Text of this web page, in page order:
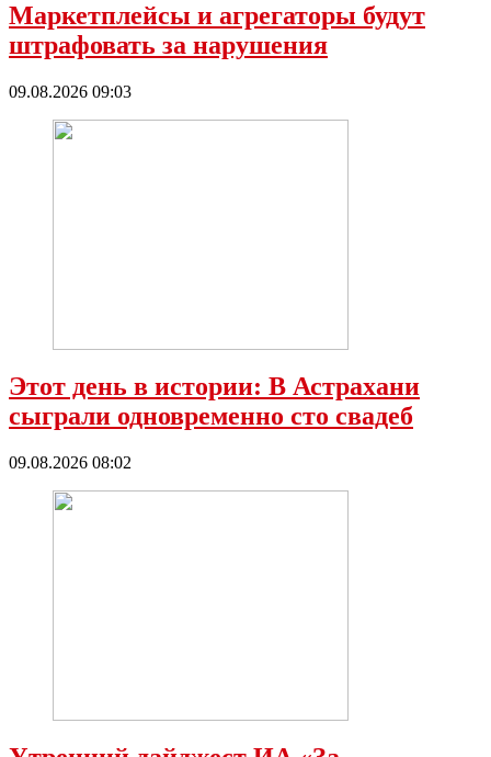
Маркетплейсы и агрегаторы будут
штрафовать за нарушения
09.08.2026 09:03
Этот день в истории: В Астрахани
сыграли одновременно сто свадеб
09.08.2026 08:02